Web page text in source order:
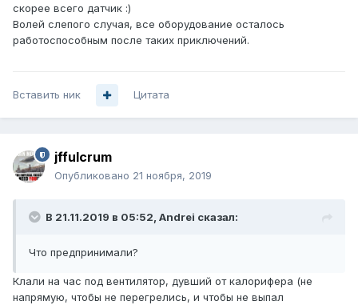
скорее всего датчик :)
Волей слепого случая, все оборудование осталось
работоспособным после таких приключений.
Вставить ник Цитата
jffulcrum
Опубликовано 21 ноября, 2019
В 21.11.2019 в 05:52, Andrei сказал:
Что предпринимали?
Клали на час под вентилятор, дувший от калорифера (не
напрямую, чтобы не перегрелись, и чтобы не выпал